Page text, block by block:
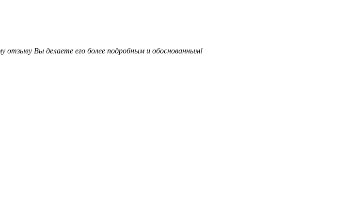
отзыву Вы делаете его более подробным и обоснованным!